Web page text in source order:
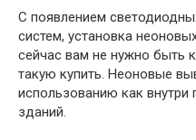
С появлением
систем, установка
сейчас вам не нужно быть
такую купить. Неоновые
использованию как
зданий.